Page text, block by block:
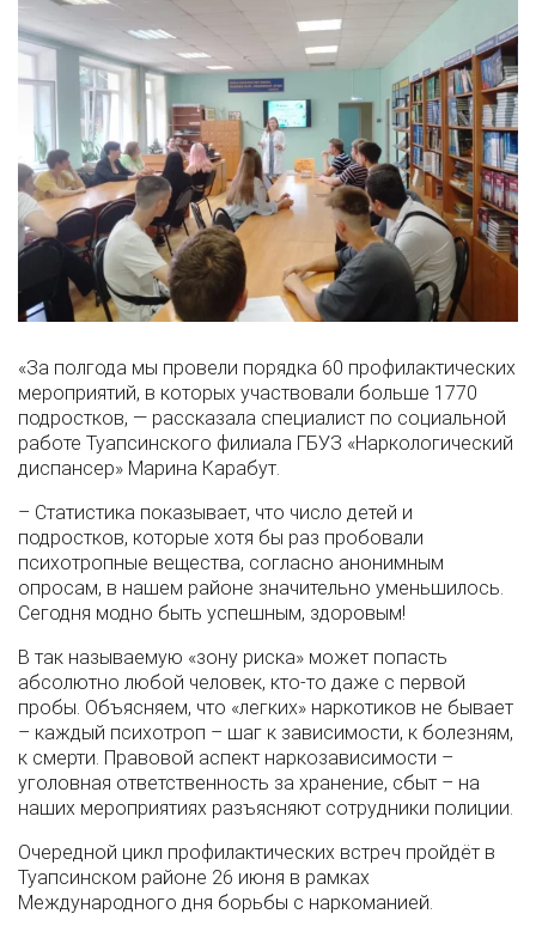
«За полгода мы провели порядка 60 профилактических
мероприятий, в которых участвовали больше 1770
подростков, — рассказала специалист по социальной
работе Туапсинского филиала ГБУЗ «Наркологический
диспансер» Марина Карабут.
– Статистика показывает, что число детей и
подростков, которые хотя бы раз пробовали
психотропные вещества, согласно анонимным
опросам, в нашем районе значительно уменьшилось.
Сегодня модно быть успешным, здоровым!
В так называемую «зону риска» может попасть
абсолютно любой человек, кто-то даже с первой
пробы. Объясняем, что «легких» наркотиков не бывает
– каждый психотроп – шаг к зависимости, к болезням,
к смерти. Правовой аспект наркозависимости –
уголовная ответственность за хранение, сбыт – на
наших мероприятиях разъясняют сотрудники полиции.
Очередной цикл профилактических встреч пройдёт в
Туапсинском районе 26 июня в рамках
Международного дня борьбы с наркоманией.